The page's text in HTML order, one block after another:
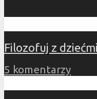
Filozofuj z dziećmi
5 komentarzy